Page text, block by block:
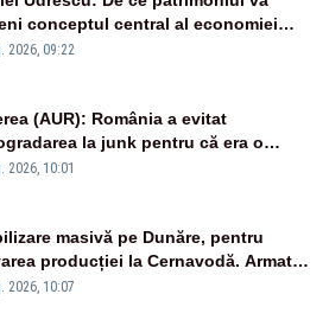
conceptul central al economiei
2026, 09:22
(AUR): România a evitat
la junk pentru că era o
pentru bănci și fondurile de
2026, 10:01
masivă pe Dunăre, pentru
producției la Cernavodă. Armata
o stâncă și va devia apa
2026, 10:07